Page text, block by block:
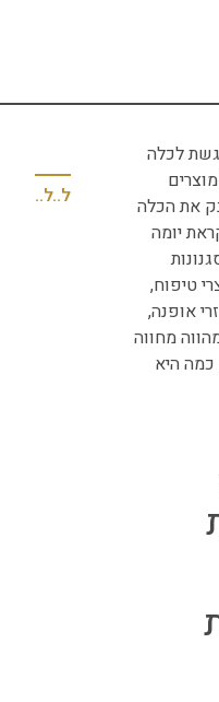
לכלה
את הכלה
יומה
טיפוח,
אופנה,
מחווה
היא
למאמר הקודםלמאמר הבא